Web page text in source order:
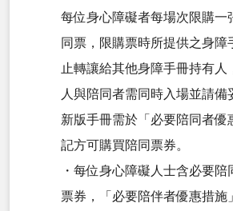
每位身心障礙者每場次限購一
同票，限購票時所提供之身障
止轉讓給其他身障手冊持有人
人與陪同者需同時入場並請備
新版手冊需於「必要陪同者優
記方可購買陪同票券。
・每位身心障礙人士含必要
票券，「必要陪伴者優惠措施